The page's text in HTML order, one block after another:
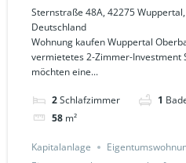
Wuppertal
Vermietetes 2-
Investment
Sternstraße 48A, 42275 Wuppertal,
Deutschland
Wohnung kaufen Wuppertal
vermietetes 2-Zimmer-Investment
möchten eine...
2Schlafzimmer 1
58 m²
Kapitalanlage